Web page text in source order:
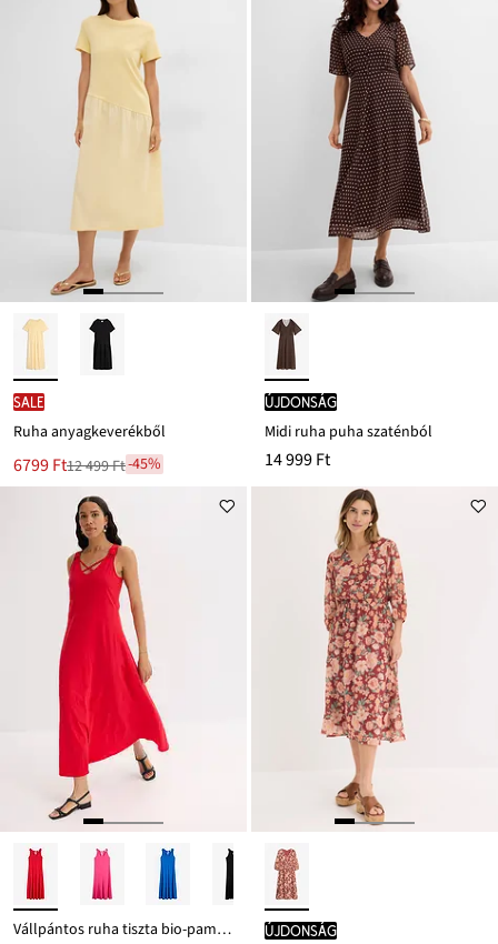
SALE
Ruha anyagkeverékből
Új
ár
6799 Ft
Leárazva12 499 Ft-45%
újdonság
Midi ruha puha szaténból
14 999 Ft
Vállpántos ruha tiszta bio-pamutból újdonság